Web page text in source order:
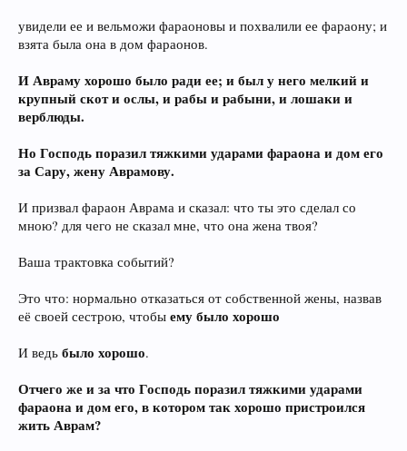
увидели ее и вельможи фараоновы и похвалили ее фараону; и
взята была она в дом фараонов.
И Авраму хорошо было ради ее; и был у него мелкий и
крупный скот и ослы, и рабы и рабыни, и лошаки и
верблюды.
Но Господь поразил тяжкими ударами фараона и дом его
за Сару, жену Аврамову.
И призвал фараон Аврама и сказал: что ты это сделал со
мною? для чего не сказал мне, что она жена твоя?
Ваша трактовка событий?
Это что: нормально отказаться от собственной жены, назвав
её своей сестрою, чтобы ему было хорошо
И ведь было хорошо.
Отчего же и за что Господь поразил тяжкими ударами
фараона и дом его, в котором так хорошо пристроился
жить Аврам?